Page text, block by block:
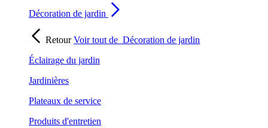
Décoration de jardin
RetourVoir tout de Décoration de jardin
Éclairage du jardin
Jardinières
Plateaux de service
Produits d'entretien